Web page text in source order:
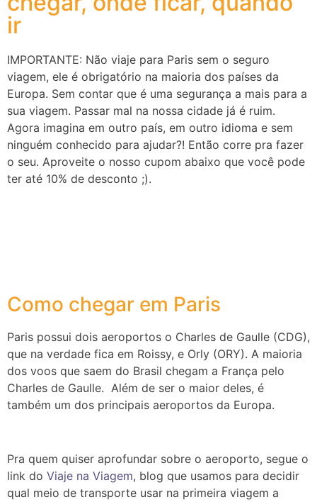
ir
IMPORTANTE: Não viaje para Paris sem o seguro
viagem, ele é obrigatório na maioria dos países da
Europa. Sem contar que é uma segurança a mais para a
sua viagem. Passar mal na nossa cidade já é ruim.
Agora imagina em outro país, em outro idioma e sem
ninguém conhecido para ajudar?! Então corre pra fazer
o seu. Aproveite o nosso cupom abaixo que você pode
ter até 10% de desconto ;).
Como chegar em Paris
Paris possui dois aeroportos o Charles de Gaulle (CDG),
que na verdade fica em Roissy, e Orly (ORY). A maioria
dos voos que saem do Brasil chegam a França pelo
Charles de Gaulle. Além de ser o maior deles, é
também um dos principais aeroportos da Europa.
Pra quem quiser aprofundar sobre o aeroporto, segue o
link do Viaje na Viagem, blog que usamos para decidir
qual meio de transporte usar na primeira viagem a